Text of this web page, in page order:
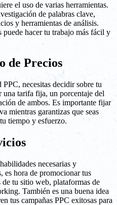
el uso de varias herramientas.
de palabras clave,
y herramientas de análisis.
puede hacer tu trabajo más fácil y
de Precios
necesitas decidir sobre tu
una tarifa fija, un porcentaje del
de ambos. Es importante fijar
mientras garantizas que seas
tiempo y esfuerzo.
necesarias y
es hora de promocionar tus
de tu sitio web, plataformas de
También es una buena idea
tus campañas PPC exitosas para